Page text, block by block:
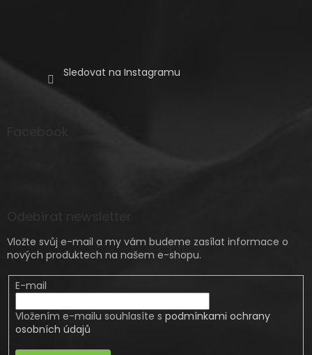
Sledovat na Instagramu
Vložte svůj e-mail a my vám budeme zasílat informace o
nových produktech na našem e-shopu.
E-mail
Vložením e-mailu souhlasíte s podmínkami ochrany
osobních údajů